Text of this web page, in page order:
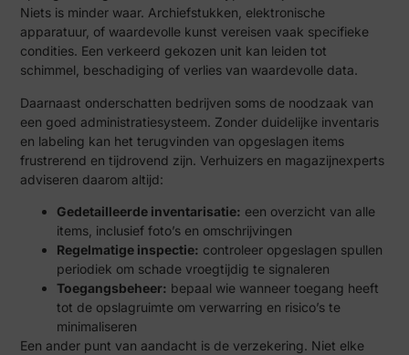
Niets is minder waar. Archiefstukken, elektronische
apparatuur, of waardevolle kunst vereisen vaak specifieke
condities. Een verkeerd gekozen unit kan leiden tot
schimmel, beschadiging of verlies van waardevolle data.
Daarnaast onderschatten bedrijven soms de noodzaak van
een goed administratiesysteem. Zonder duidelijke inventaris
en labeling kan het terugvinden van opgeslagen items
frustrerend en tijdrovend zijn. Verhuizers en magazijnexperts
adviseren daarom altijd:
Gedetailleerde inventarisatie: een overzicht van alle
items, inclusief foto’s en omschrijvingen
Regelmatige inspectie: controleer opgeslagen spullen
periodiek om schade vroegtijdig te signaleren
Toegangsbeheer: bepaal wie wanneer toegang heeft
tot de opslagruimte om verwarring en risico’s te
minimaliseren
Een ander punt van aandacht is de verzekering. Niet elke